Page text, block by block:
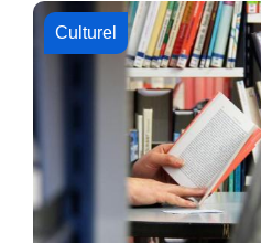
Culturel